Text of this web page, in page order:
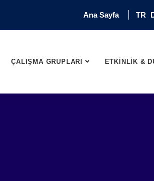
Ana Sayfa TR
ÇALIŞMA GRUPLARI ETKİNLİK &